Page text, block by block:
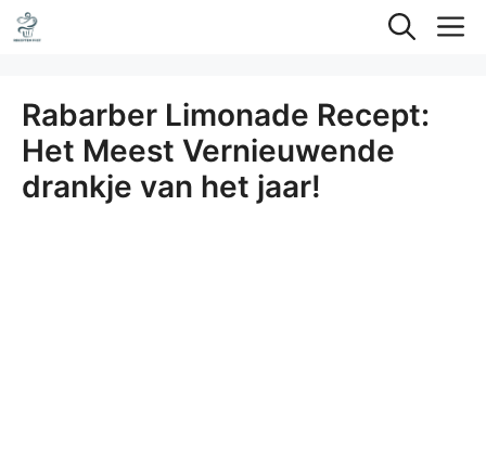
Ga
naar
inhoud
Rabarber Limonade Recept:
Het Meest Vernieuwende
drankje van het jaar!